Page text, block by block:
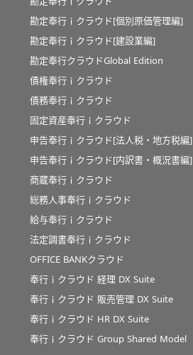
勘定奉行ｉクラウド[個別原価管理編]
勘定奉行ｉクラウド[建設業編]
勘定奉行クラウドGlobal Edition
債権奉行ｉクラウド
債務奉行ｉクラウド
固定資産奉行ｉクラウド
申告奉行ｉクラウド[法人税・地方税編]
申告奉行ｉクラウド[内訳書・概況書編]
商蔵奉行ｉクラウド
総務人事奉行ｉクラウド
給与奉行ｉクラウド
法定調書奉行ｉクラウド
OFFICE BANKクラウド
奉行ｉクラウド 経理 DX Suite
奉行ｉクラウド 販売管理 DX Suite
奉行ｉクラウド HR DX Suite
奉行ｉクラウド Group Shared Model